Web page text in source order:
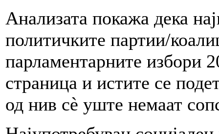
Анализата покажа дека
политичките партии/
парламентарните избори
страница и истите се
од нив сè уште немаат